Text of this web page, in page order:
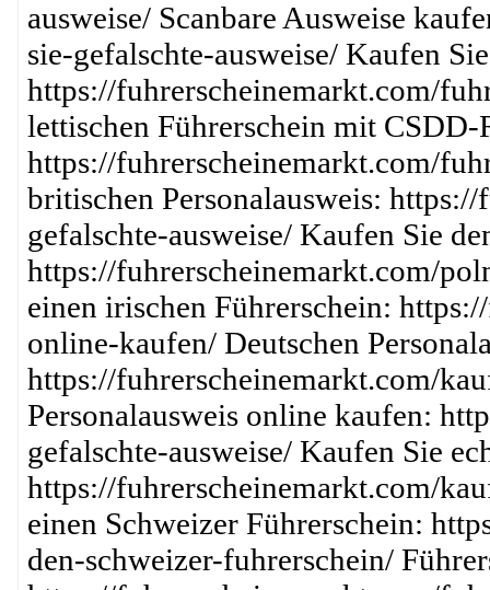
ausweise/ Scanbare Ausweise
sie-gefalschte-ausweise/ Kaufen
https://fuhrerscheinemarkt.com/
lettischen Führerschein mit CSDD-
https://fuhrerscheinemarkt.com/
britischen Personalausweis:
gefalschte-ausweise/ Kaufen Sie
https://fuhrerscheinemarkt.com/
einen irischen Führerschein:
online-kaufen/ Deutschen
https://fuhrerscheinemarkt.com/
Personalausweis online kaufen:
gefalschte-ausweise/ Kaufen Sie
https://fuhrerscheinemarkt.com/
einen Schweizer Führerschein:
den-schweizer-fuhrerschein/